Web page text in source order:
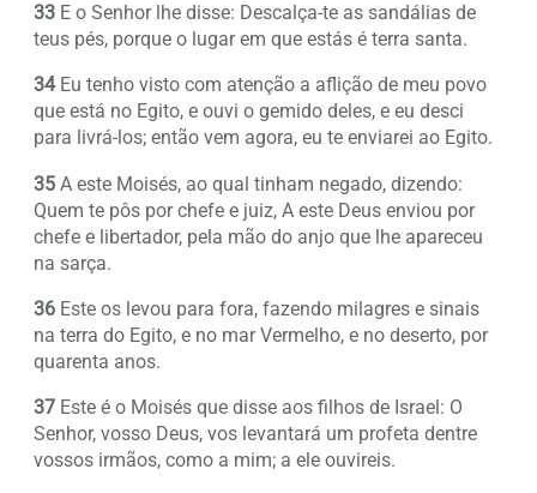
33 E o Senhor lhe disse: Descalça-te as sandálias de
teus pés, porque o lugar em que estás é terra santa.
34Eu tenho visto com atenção a aflição de meu povo
que está no Egito, e ouvi o gemido deles, e eu desci
para livrá-los; então vem agora, eu te enviarei ao Egito.
35 A este Moisés, ao qual tinham negado, dizendo:
Quem te pôs por chefe e juiz, A este Deus enviou por
chefe e libertador, pela mão do anjo que lhe apareceu
na sarça.
36 Este os levou para fora, fazendo milagres e sinais
na terra do Egito, e no mar Vermelho, e no deserto, por
quarenta anos.
37 Este é o Moisés que disse aos filhos de Israel: O
Senhor, vosso Deus, vos levantará um profeta dentre
vossos irmãos, como a mim; a ele ouvireis.